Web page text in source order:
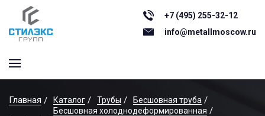
+7 (495) 255-32-12
info@metallmoscow.ru
Главная Каталог Трубы
Бесшовная труба
Бесшовная холоднодеформированная